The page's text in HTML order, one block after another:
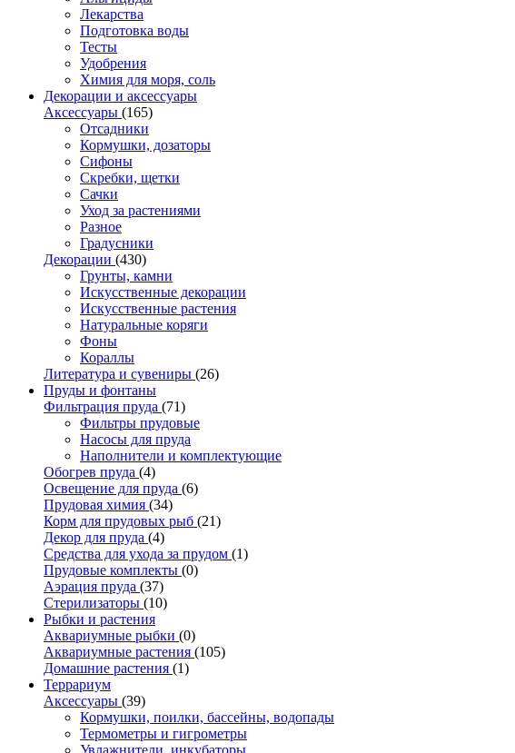
Лекарства
Подготовка воды
Тесты
Удобрения
Химия для моря, соль
Декорации и аксессуары
Аксессуары (165)
Отсадники
Кормушки, дозаторы
Сифоны
Скребки, щетки
Сачки
Уход за растениями
Разное
Градусники
Декорации (430)
Грунты, камни
Искусственные декорации
Искусственные растения
Натуральные коряги
Фоны
Кораллы
Литература и сувениры (26)
Пруды и фонтаны
Фильтрация пруда (71)
Фильтры прудовые
Насосы для пруда
Наполнители и комплектующие
Обогрев пруда (4)
Освещение для пруда (6)
Прудовая химия (34)
Корм для прудовых рыб (21)
Декор для пруда (4)
Средства для ухода за прудом (1)
Прудовые комплекты (0)
Аэрация пруда (37)
Стерилизаторы (10)
Рыбки и растения
Аквариумные рыбки (0)
Аквариумные растения (105)
Домашние растения (1)
Террариум
Аксессуары (39)
Кормушки, поилки, бассейны, водопады
Термометры и гигрометры
Увлажнители, инкубаторы